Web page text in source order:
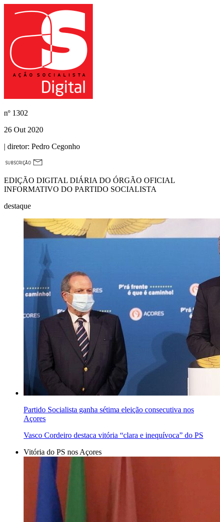
nº 1302
26 Out 2020
| diretor: Pedro Cegonho
EDIÇÃO DIGITAL DIÁRIA DO ÓRGÃO OFICIAL
INFORMATIVO DO PARTIDO SOCIALISTA
destaque
Partido Socialista ganha sétima eleição consecutiva nos
Açores
Vasco Cordeiro destaca vitória “clara e inequívoca” do PS
Vitória do PS nos Açores